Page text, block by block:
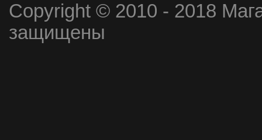
Copyright © 2010 - 2018
защищены